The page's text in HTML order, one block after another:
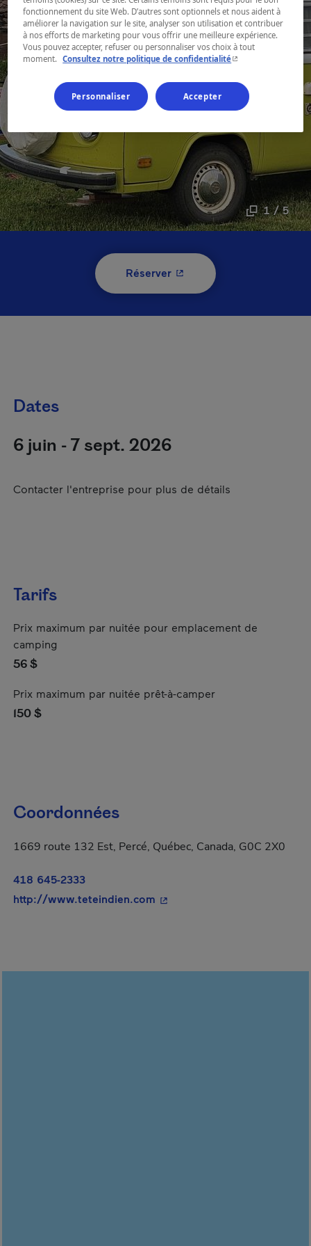
1 / 5
Réserver- Cet hyperlien s'ouvrira
Dates
6 juin - 7 sept. 2026
Contacter l'entreprise pour plus de détails
Tarifs
Prix maximum par nuitée pour emplacement de
camping
56 $
Prix maximum par nuitée prêt-à-camper
150 $
Coordonnées
1669 route 132 Est, Percé, Québec, Canada, G0C 2X0
418 645-2333
http://www.teteindien.com - Cet hyperlien s'ouvrira
fonctionnement du site Web. D’autres sont optionnels et nous aident à
améliorer la navigation sur le site, analyser son utilisation et contribuer
à nos efforts de marketing pour vous offrir une meilleure expérience.
Vous pouvez accepter, refuser ou personnaliser vos choix à tout
moment. Consultez notre politique de confidentialité- Cet hyperlien
Personnaliser Accepter